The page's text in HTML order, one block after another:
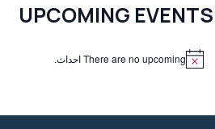
UPCOMING EVENTS
c
There are no upcoming احداث.